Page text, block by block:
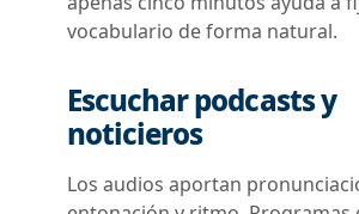
vocabulario de forma natural.
Escuchar podcasts y
noticieros
Los audios aportan